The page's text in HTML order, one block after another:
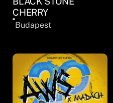
CHERRY
Budapest